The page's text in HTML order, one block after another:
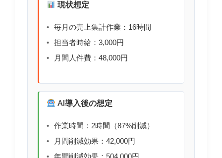
現状想定
毎月の売上集計作業：16時間
担当者時給：3,000円
月間人件費：48,000円
AI導入後の想定
作業時間：2時間（87%削減）
月間削減効果：42,000円